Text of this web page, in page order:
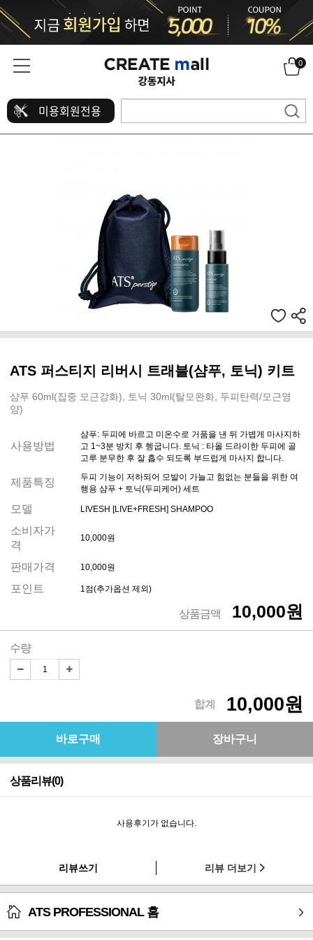
0
미용회원전용
ATS 퍼스티지 리버시 트래블(샴푸, 토닉) 키트
샴푸 60ml(집중 모근강화), 토닉 30ml(탈모완화, 두피탄력/모근영
양)
사용방법
샴푸: 두피에 바르고 미온수로 거품을 낸 뒤 가볍게 마사지하
고 1~3분 방치 후 헹굽니다. 토닉 : 타올 드라이한 두피에 골
고루 분무한 후 잘 흡수 되도록 부드럽게 마사지 합니다.
제품특징
두피 기능이 저하되어 모발이 가늘고 힘없는 분들을 위한 여
행용 샴푸 + 토닉(두피케어) 세트
모델 LIVESH [LIVE+FRESH] SHAMPOO
소비자가
격
10,000원
판매가격 10,000원
포인트 1점(추가옵션 제외)
상품금액 10,000원
수량
10,000원
합계
상품리뷰(0)
사용후기가 없습니다.
리뷰쓰기 리뷰 더보기
ATS PROFESSIONAL 홈